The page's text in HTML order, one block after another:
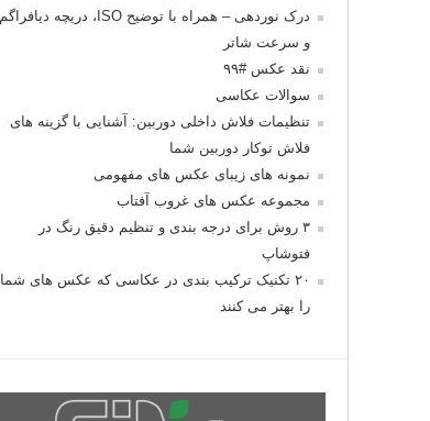
درک نوردهی – همراه با توضیح ISO، دریچه دیافراگم
و سرعت شاتر
نقد عکس #۹۹
سوالات عکاسی
تنظیمات فلاش داخلی دوربین: آشنایی با گزینه های
فلاش توکار دوربین شما
نمونه های زیبای عکس های مفهومی
مجموعه عکس های غروب آفتاب
۳ روش برای درجه بندی و تنظیم دقیق رنگ در
فتوشاپ
۲۰ تکنیک ترکیب بندی در عکاسی که عکس های شما
را بهتر می کنند